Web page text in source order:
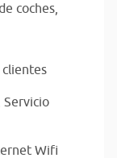
coches,
clientes
Servicio
Wifi